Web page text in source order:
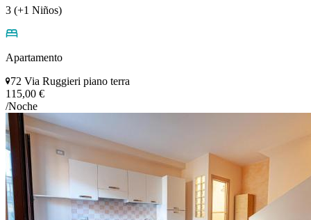
3 (+1 Niños)
Apartamento
72 Via Ruggieri piano terra
115,00 €
/Noche